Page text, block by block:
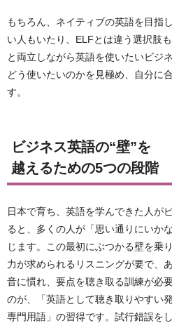
もちろん、ネイティブの英語を目指
い人もいたり、ELFとは違う選択肢
と両立しながら英語を使いたいビジ
どう使いたいのかを見極め、自分に
す。
ビジネス英語の“壁”を
越えるための5つの段階
日本で育ち、英語を学んできた人が
ると、多くの人が「思い通りにいか
じます。この最初にぶつかる壁を乗
力が求められるリスニングが要で、
音に慣れ、要点を聴き取る訓練が必
のが、「英語として聴き取りやすい
専門用語」の習得です。試行錯誤を